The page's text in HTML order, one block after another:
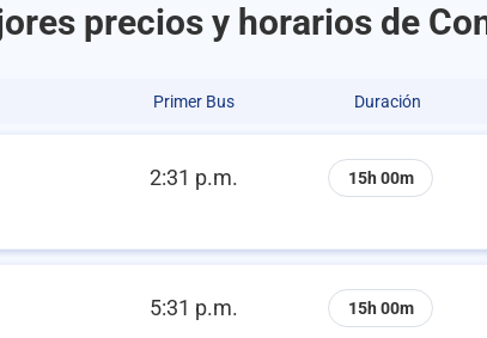
precios y horarios de
Primer Bus Duración
2:31 p.m. 15h 00m
5:31 p.m. 15h 00m